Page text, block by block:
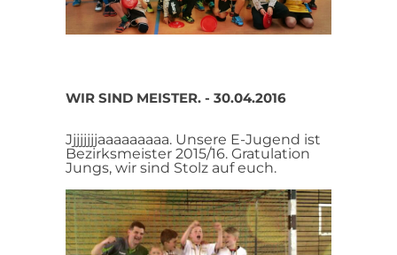
WIR SIND MEISTER. - 30.04.2016
Jjjjjjjjaaaaaaaaa. Unsere E-Jugend ist
Bezirksmeister 2015/16. Gratulation
Jungs, wir sind Stolz auf euch.